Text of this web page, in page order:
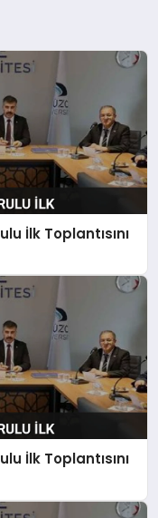
İlk Toplantısını
İlk Toplantısını